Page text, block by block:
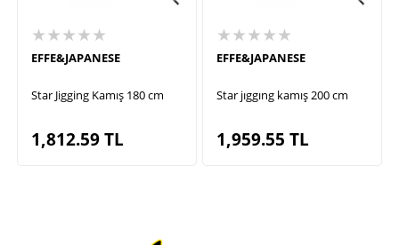
★★★★★
EFFE&JAPANESE
Star Jigging Kamış 180 cm
1,812.59TL
★★★★★
EFFE&JAPANESE
Star jıggıng kamış 200 cm
1,959.55 TL